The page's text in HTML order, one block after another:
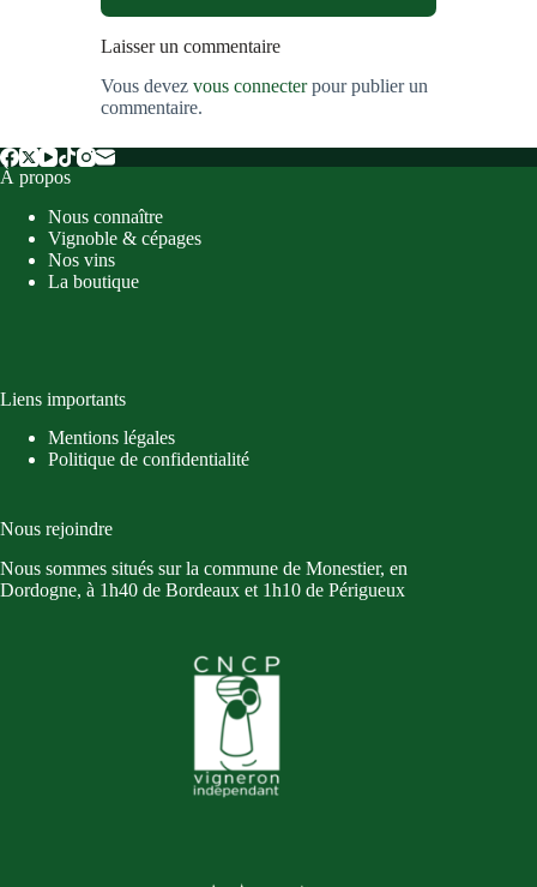
Laisser un commentaire
Vous devez vous connecterpour publier un
commentaire.
À propos
Nous connaître
Vignoble & cépages
Nos vins
La boutique
Liens importants
Mentions légales
Politique de confidentialité
Nous rejoindre
Nous sommes situés sur la commune de Monestier, en
Dordogne, à 1h40 de Bordeaux et 1h10 de Périgueux